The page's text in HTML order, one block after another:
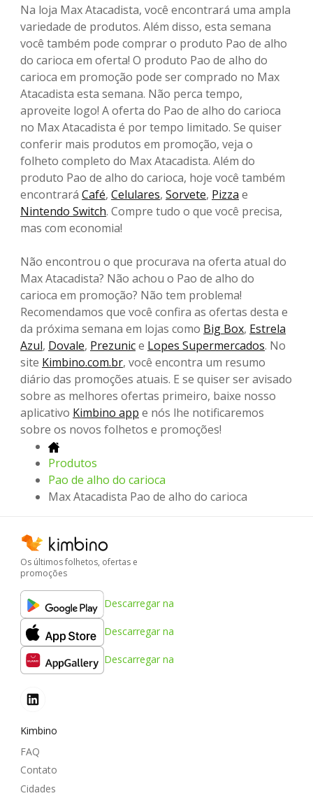
Na loja Max Atacadista, você encontrará uma ampla
variedade de produtos. Além disso, esta semana
você também pode comprar o produto Pao de alho
do carioca em oferta! O produto Pao de alho do
carioca em promoção pode ser comprado no Max
Atacadista esta semana. Não perca tempo,
aproveite logo! A oferta do Pao de alho do carioca
no Max Atacadista é por tempo limitado. Se quiser
conferir mais produtos em promoção, veja o
folheto completo do Max Atacadista. Além do
produto Pao de alho do carioca, hoje você também
encontrará Café, Celulares, Sorvete, Pizza e
Nintendo Switch. Compre tudo o que você precisa,
mas com economia!
Não encontrou o que procurava na oferta atual do
Max Atacadista? Não achou o Pao de alho do
carioca em promoção? Não tem problema!
Recomendamos que você confira as ofertas desta e
da próxima semana em lojas como Big Box, Estrela
Azul, Dovale, Prezunice Lopes Supermercados. No
site Kimbino.com.br, você encontra um resumo
diário das promoções atuais. E se quiser ser avisado
sobre as melhores ofertas primeiro, baixe nosso
aplicativo Kimbino app e nós lhe notificaremos
sobre os novos folhetos e promoções!
Produtos
Pao de alho do carioca
Max Atacadista Pao de alho do carioca
Os últimos folhetos, ofertas e
promoções
Descarregar na
Descarregar na
Descarregar na
Kimbino
FAQ
Contato
Cidades